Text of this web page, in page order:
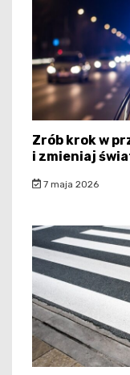
Zrób krok w
i zmieniaj
7 maja 2026